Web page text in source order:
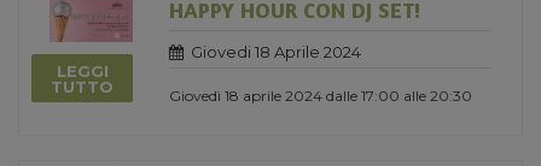
LEGGI
TUTTO
HAPPY HOUR CON DJ SET!
Giovedi 18 Aprile 2024
Giovedì 18 aprile 2024 dalle 17:00 alle 20:30